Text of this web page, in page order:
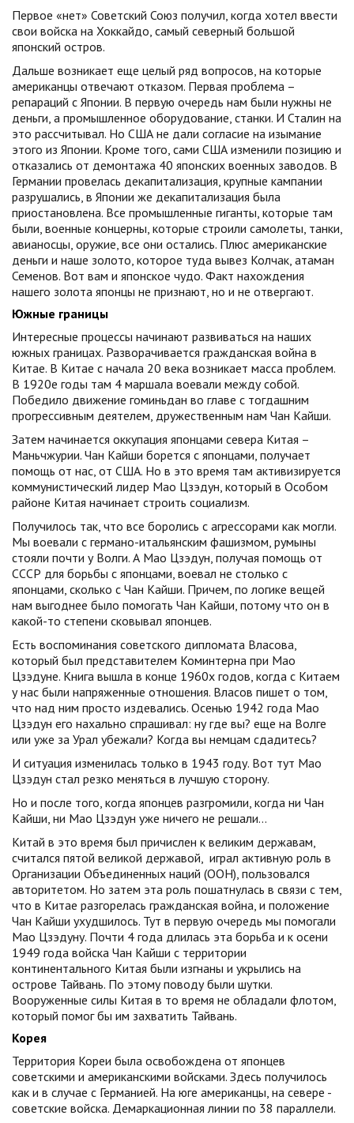
Первое «нет» Советский Союз получил, когда хотел ввести
свои войска на Хоккайдо, самый северный большой
японский остров.
Дальше возникает еще целый ряд вопросов, на которые
американцы отвечают отказом. Первая проблема –
репараций с Японии. В первую очередь нам были нужны не
деньги, а промышленное оборудование, станки. И Сталин на
это рассчитывал. Но США не дали согласие на изымание
этого из Японии. Кроме того, сами США изменили позицию и
отказались от демонтажа 40 японских военных заводов. В
Германии провелась декапитализация, крупные кампании
разрушались, в Японии же декапитализация была
приостановлена. Все промышленные гиганты, которые там
были, военные концерны, которые строили самолеты, танки,
авианосцы, оружие, все они остались. Плюс американские
деньги и наше золото, которое туда вывез Колчак, атаман
Семенов. Вот вам и японское чудо. Факт нахождения
нашего золота японцы не признают, но и не отвергают.
Южные границы
Интересные процессы начинают развиваться на наших
южных границах. Разворачивается гражданская война в
Китае. В Китае с начала 20 века возникает масса проблем.
В 1920е годы там 4 маршала воевали между собой.
Победило движение гоминьдан во главе с тогдашним
прогрессивным деятелем, дружественным нам Чан Кайши.
Затем начинается оккупация японцами севера Китая –
Маньчжурии. Чан Кайши борется с японцами, получает
помощь от нас, от США. Но в это время там активизируется
коммунистический лидер Мао Цзэдун, который в Особом
районе Китая начинает строить социализм.
Получилось так, что все боролись с агрессорами как могли.
Мы воевали с германо-итальянским фашизмом, румыны
стояли почти у Волги. А Мао Цзэдун, получая помощь от
СССР для борьбы с японцами, воевал не столько с
японцами, сколько с Чан Кайши. Причем, по логике вещей
нам выгоднее было помогать Чан Кайши, потому что он в
какой-то степени сковывал японцев.
Есть воспоминания советского дипломата Власова,
который был представителем Коминтерна при Мао
Цзэдуне. Книга вышла в конце 1960х годов, когда с Китаем
у нас были напряженные отношения. Власов пишет о том,
что над ним просто издевались. Осенью 1942 года Мао
Цзэдун его нахально спрашивал: ну где вы? еще на Волге
или уже за Урал убежали? Когда вы немцам сдадитесь?
И ситуация изменилась только в 1943 году. Вот тут Мао
Цзэдун стал резко меняться в лучшую сторону.
Но и после того, когда японцев разгромили, когда ни Чан
Кайши, ни Мао Цзэдун уже ничего не решали…
Китай в это время был причислен к великим державам,
считался пятой великой державой, играл активную роль в
Организации Объединенных наций (ООН), пользовался
авторитетом. Но затем эта роль пошатнулась в связи с тем,
что в Китае разгорелась гражданская война, и положение
Чан Кайши ухудшилось. Тут в первую очередь мы помогали
Мао Цзэдуну. Почти 4 года длилась эта борьба и к осени
1949 года войска Чан Кайши с территории
континентального Китая были изгнаны и укрылись на
острове Тайвань. По этому поводу были шутки.
Вооруженные силы Китая в то время не обладали флотом,
который помог бы им захватить Тайвань.
Корея
Территория Кореи была освобождена от японцев
советскими и американскими войсками. Здесь получилось
как и в случае с Германией. На юге американцы, на севере -
советские войска. Демаркационная линии по 38 параллели.